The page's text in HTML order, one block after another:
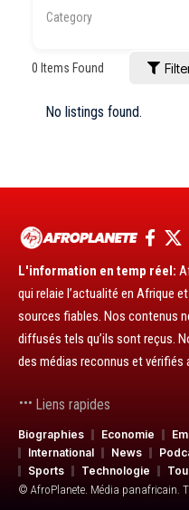
Category
0 Items Found
No listings found.
L'information en temp réel:
qui relaie l’actualité en Afrique
sources fiables. Nos contenus
diffusés tels qu’ils sont reçus.
des médias reconnus et vérifiés
Liens rapides
Biographies Economie
International
News
Sports
Technologie
© AfroPlanete. Média panafricain.